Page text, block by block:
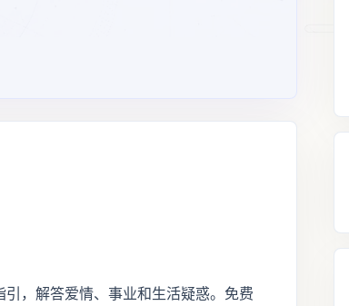
，解答爱情、事业和生活疑惑。免费